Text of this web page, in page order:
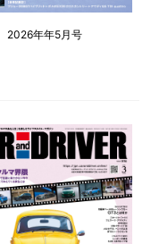
2026年年5月号